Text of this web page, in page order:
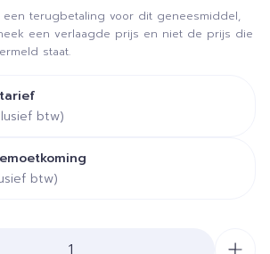
terugbetaling voor dit geneesmiddel,
een verlaagde prijs en niet de prijs die
staat.
btw)
btw)